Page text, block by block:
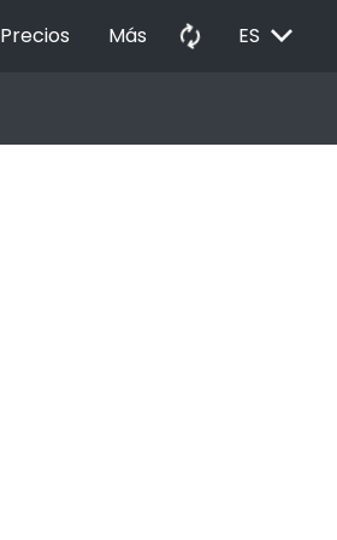
Precios Más autorenew ES EXPAND_MORE